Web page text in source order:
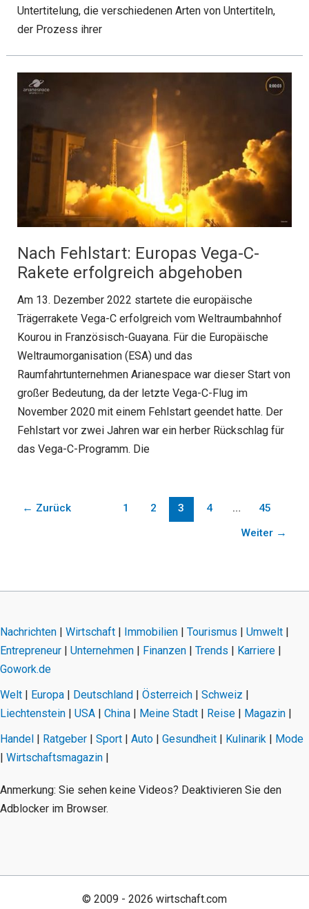
Untertitelung, die verschiedenen Arten von Untertiteln,
der Prozess ihrer
Nach Fehlstart: Europas Vega-C-
Rakete erfolgreich abgehoben
Am 13. Dezember 2022 startete die europäische
Trägerrakete Vega-C erfolgreich vom Weltraumbahnhof
Kourou in Französisch-Guayana. Für die Europäische
Weltraumorganisation (ESA) und das
Raumfahrtunternehmen Arianespace war dieser Start von
großer Bedeutung, da der letzte Vega-C-Flug im
November 2020 mit einem Fehlstart geendet hatte. Der
Fehlstart vor zwei Jahren war ein herber Rückschlag für
das Vega-C-Programm. Die
← Zurück 1 2 3 4 … 45
Weiter →
Nachrichten Wirtschaft Immobilien Tourismus Umwelt
Entrepreneur
Unternehmen Finanzen Trends Karriere
Gowork.de
Welt
Europa Deutschland Österreich Schweiz
Liechtenstein
USA China Meine Stadt Reise Magazin
Handel
Ratgeber Sport Auto Gesundheit Kulinarik
Mode
Wirtschaftsmagazin
Anmerkung: Sie sehen keine Videos? Deaktivieren Sie den
Adblocker im Browser.
© 2009 - 2026 wirtschaft.com